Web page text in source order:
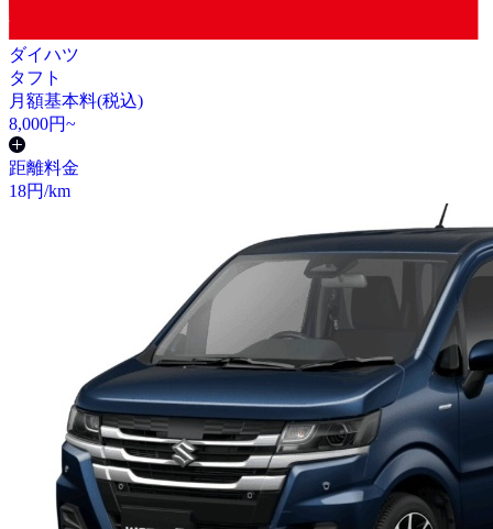
ダイハツ
タフト
月額基本料(税込)
8,000円~
距離料金
18円/km